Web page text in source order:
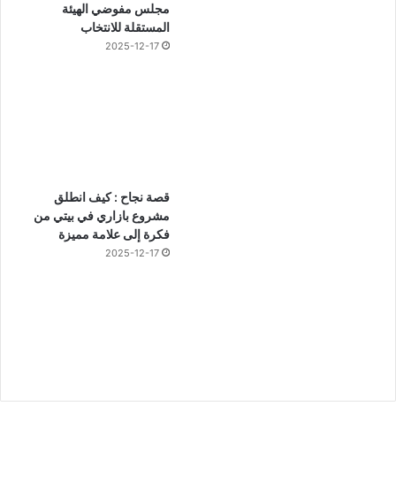
مجلس مفوضي الهيئة
المستقلة للانتخاب
2025-12-17
قصة نجاح : كيف انطلق
مشروع بازاري في بيتي من
فكرة إلى علامة مميزة
2025-12-17